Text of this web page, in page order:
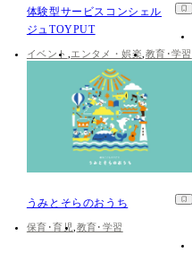
体験型サービスコンシェル
ジュTOYPUT
イベント エンタメ・娯楽 教育･学習
うみとそらのおうち
保育･育児 教育･学習